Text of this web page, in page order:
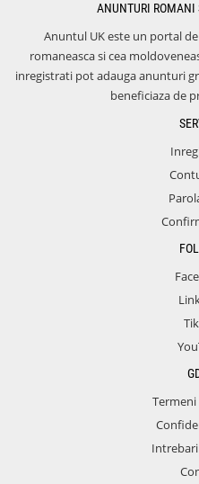
ANUNTURI
Anuntul UK este un portal
romaneasca si cea
inregistrati pot adauga anunturi
beneficiaza de